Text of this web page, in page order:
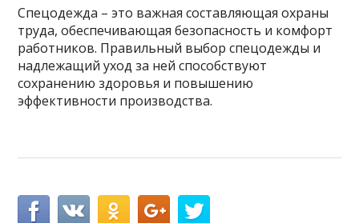
Спецодежда – это важная составляющая охраны
труда, обеспечивающая безопасность и комфорт
работников. Правильный выбор спецодежды и
надлежащий уход за ней способствуют
сохранению здоровья и повышению
эффективности производства.